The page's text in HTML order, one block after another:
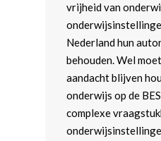
vrijheid van
Nederland hun
behouden. Wel
aandacht blijven
onderwijs op de
complexe